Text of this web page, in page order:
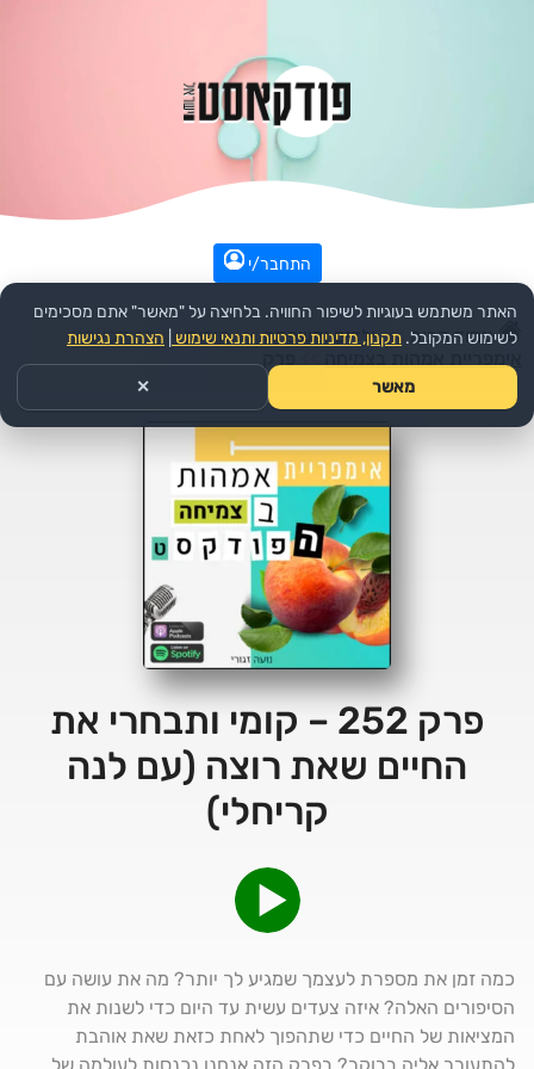
התחבר/י
עמוד הבית >> ילדים ומשפחה >> הורות >>הפודקאסט:
פרק 252 – קומי ותבחרי את
החיים שאת רוצה (עם לנה
קריחלי)
כמה זמן את מספרת לעצמך שמגיע לך יותר? מה את עושה עם
הסיפורים האלה? איזה צעדים עשית עד היום כדי לשנות את
המציאות של החיים כדי שתהפוך לאחת כזאת שאת אוהבת
האתר משתמש בעוגיות לשיפור החוויה. בלחיצה על "מאשר" אתם מסכימים
לשימוש המקובל. תקנון, מדיניות פרטיות ותנאי שימוש הצהרת נגישות
מאשר ✕